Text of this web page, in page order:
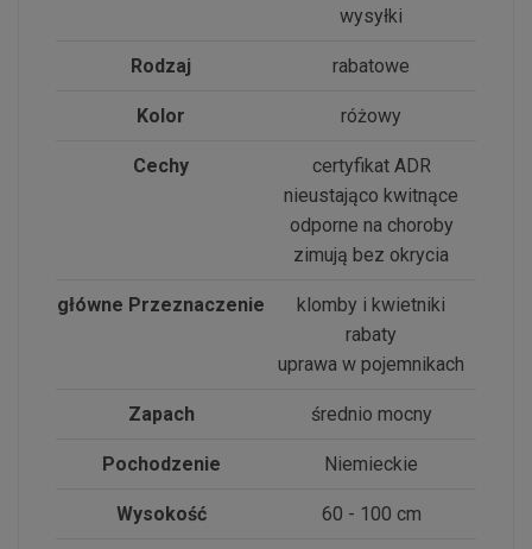
wysyłki
Rodzaj rabatowe
Kolor różowy
Cechy
certyfikat ADR
nieustająco kwitnące
odporne na choroby
zimują bez okrycia
główne Przeznaczenie
klomby i kwietniki
rabaty
uprawa w pojemnikach
Zapach średnio mocny
Pochodzenie Niemieckie
Wysokość 60 - 100 cm